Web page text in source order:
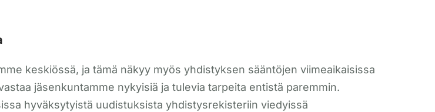
keskiössä, ja tämä näkyy myös yhdistyksen sääntöjen viimeaikaisissa
jäsenkuntamme nykyisiä ja tulevia tarpeita entistä paremmin.
hyväksytyistä uudistuksista yhdistysrekisteriin viedyissä